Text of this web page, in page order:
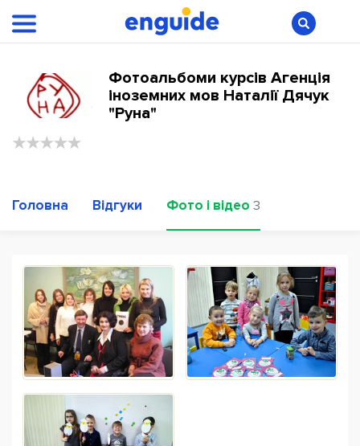
Фотоальбоми курсів Агенція
іноземних мов Наталії Дячук
"Руна"
Головна Відгуки Фото і відео 3